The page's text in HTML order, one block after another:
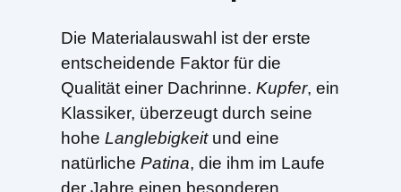
Die Materialauswahl ist der erste
entscheidende Faktor für die
Qualität einer Dachrinne. Kupfer, ein
Klassiker, überzeugt durch seine
hohe Langlebigkeitund eine
natürliche Patina, die ihm im Laufe
der Jahre einen besonderen